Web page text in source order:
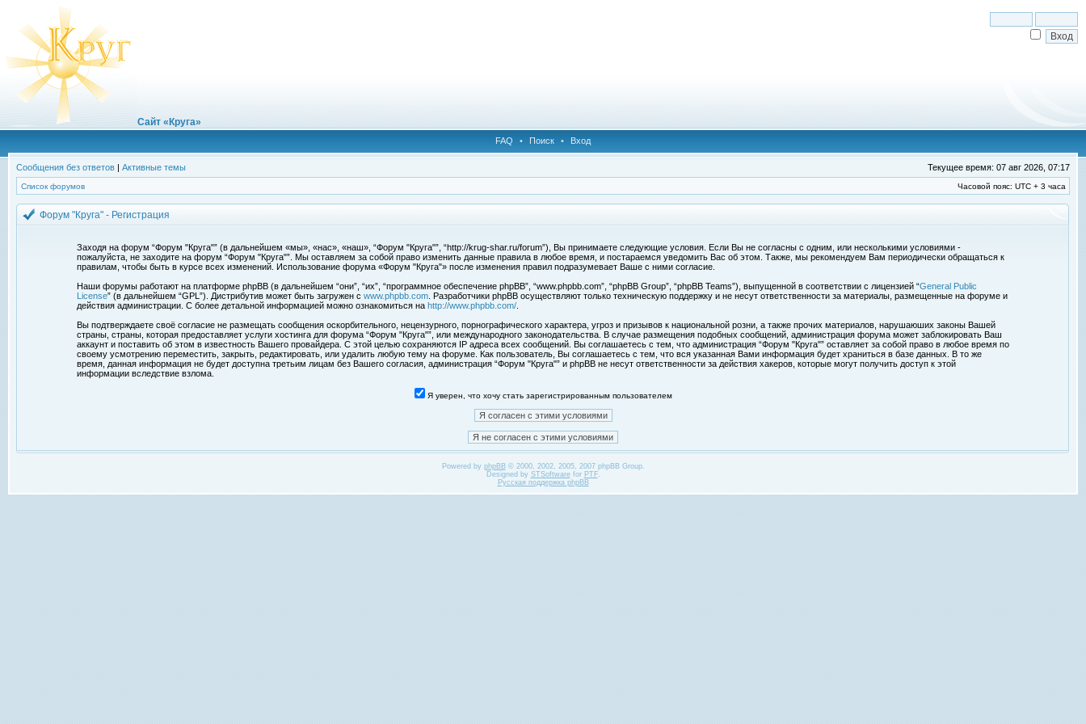
Сайт «Круга»
FAQ • Поиск • Вход
Сообщения без ответов | Активные темы Текущее время: 07 авг 2026, 07:17
Список форумов Часовой пояс: UTC + 3 часа
Форум "Круга" - Регистрация
Заходя на форум “Форум "Круга"” (в дальнейшем «мы», «нас», «наш», “Форум "Круга"”, “http://krug-shar.ru/forum”), Вы принимаете следующие условия. Если Вы не согласны с одним, или несколькими условиями -
пожалуйста, не заходите на форум “Форум "Круга"”. Мы оставляем за собой право изменить данные правила в любое время, и постараемся уведомить Вас об этом. Также, мы рекомендуем Вам периодически обращаться к
правилам, чтобы быть в курсе всех изменений. Использование форума «Форум "Круга"» после изменения правил подразумевает Ваше с ними согласие.
Наши форумы работают на платформе phpBB (в дальнейшем “они”, “их”, “программное обеспечение phpBB”, “www.phpbb.com”, “phpBB Group”, “phpBB Teams”), выпущенной в соответствии с лицензией “General Public
License” (в дальнейшем “GPL”). Дистрибутив может быть загружен с www.phpbb.com . Разработчики phpBB осуществляют только техническую поддержку и не несут ответственности за материалы, размещенные на форуме и
действия администрации. С более детальной информацией можно ознакомиться на http://www.phpbb.com/
Вы подтверждаете своё согласие не размещать сообщения оскорбительного, нецензурного, порнографического характера, угроз и призывов к национальной розни, а также прочих материалов, нарушаюших законы Вашей
страны, страны, которая предоставляет услуги хостинга для форума “Форум "Круга"”, или международного законодательства. В случае размещения подобных сообщений, администрация форума может заблокировать Ваш
аккаунт и поставить об этом в известность Вашего провайдера. С этой целью сохраняются IP адреса всех сообщений. Вы соглашаетесь с тем, что администрация “Форум "Круга"” оставляет за собой право в любое время по
своему усмотрению переместить, закрыть, редактировать, или удалить любую тему на форуме. Как пользователь, Вы соглашаетесь с тем, что вся указанная Вами информация будет храниться в базе данных. В то же
время, данная информация не будет доступна третьим лицам без Вашего согласия, администрация “Форум "Круга"” и phpBB не несут ответственности за действия хакеров, которые могут получить доступ к этой
информации вследствие взлома.
Я уверен, что хочу стать зарегистрированным пользователем
Powered by phpBB© 2000, 2002, 2005, 2007 phpBB Group.
Designed by STSoftwarefor PTF.
Русская поддержка phpBB